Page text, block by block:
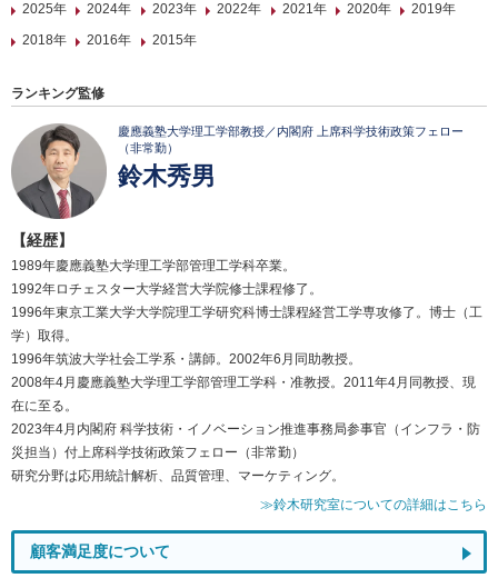
2025年
2024年 2023年 2022年 2021年 2020年
2019年
2018年
2016年 2015年
ランキング監修
慶應義塾大学理工学部教授／内閣府 上席科学技術政策フェロー
（非常勤）
鈴木秀男
【経歴】
1989年慶應義塾大学理工学部管理工学科卒業。
1992年ロチェスター大学経営大学院修士課程修了。
1996年東京工業大学大学院理工学研究科博士課程経営工学専攻修了。博士（工
学）取得。
1996年筑波大学社会工学系・講師。2002年6月同助教授。
2008年4月慶應義塾大学理工学部管理工学科・准教授。2011年4月同教授、現
在に至る。
2023年4月内閣府 科学技術・イノベーション推進事務局参事官（インフラ・防
災担当）付上席科学技術政策フェロー（非常勤）
研究分野は応用統計解析、品質管理、マーケティング。
≫鈴木研究室についての詳細はこちら
顧客満足度について